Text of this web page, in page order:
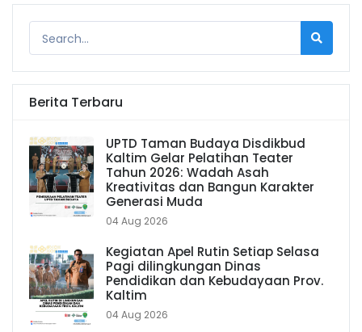
Berita Terbaru
UPTD Taman Budaya Disdikbud
Kaltim Gelar Pelatihan Teater
Tahun 2026: Wadah Asah
Kreativitas dan Bangun Karakter
Generasi Muda
04 Aug 2026
Kegiatan Apel Rutin Setiap Selasa
Pagi dilingkungan Dinas
Pendidikan dan Kebudayaan Prov.
Kaltim
04 Aug 2026